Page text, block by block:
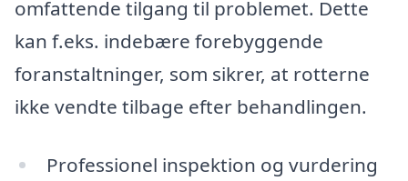
omfattende tilgang til problemet. Dette
kan f.eks. indebære forebyggende
foranstaltninger, som sikrer, at rotterne
ikke vendte tilbage efter behandlingen.
Professionel inspektion og vurdering